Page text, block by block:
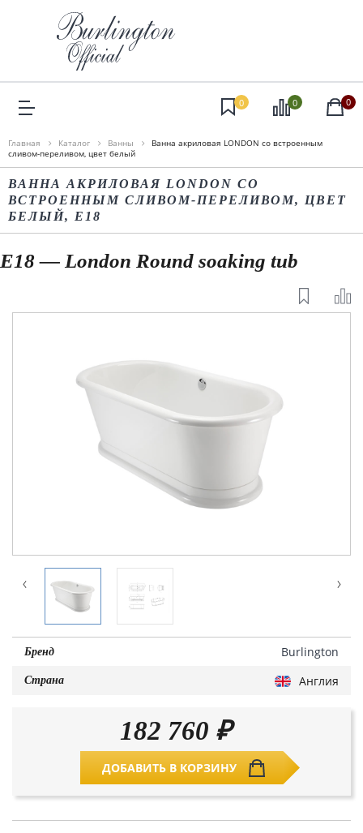
0 0 0
Главная Каталог Ванны
Ванна акриловая LONDON со встроенным
сливом-переливом, цвет белый
ВАННА АКРИЛОВАЯ LONDON СО
ВСТРОЕННЫМ СЛИВОМ-ПЕРЕЛИВОМ, ЦВЕТ
БЕЛЫЙ, E18
E18 — London Round soaking tub
Бренд Burlington
Страна Англия
182 760 ₽
ДОБАВИТЬ В КОРЗИНУ